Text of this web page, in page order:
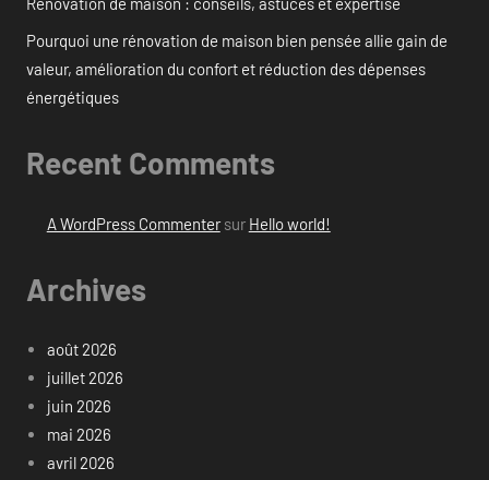
Pourquoi une rénovation de maison bien pensée allie gain de
valeur, amélioration du confort et réduction des dépenses
énergétiques
Recent Comments
A WordPress Commentersur Hello world!
Archives
août 2026
juillet 2026
juin 2026
mai 2026
avril 2026